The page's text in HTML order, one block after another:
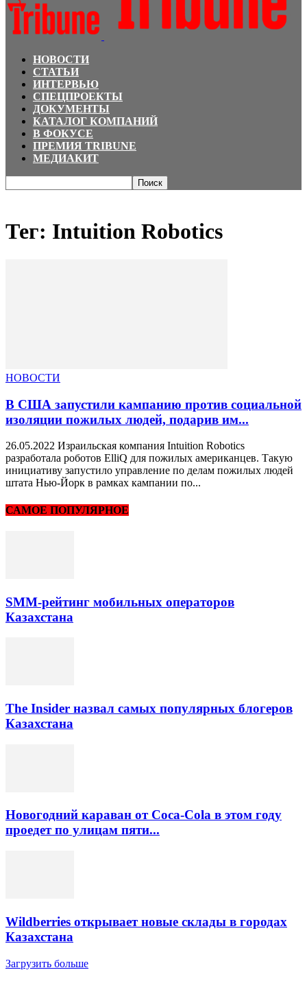
НОВОСТИ
СТАТЬИ
ИНТЕРВЬЮ
СПЕЦПРОЕКТЫ
ДОКУМЕНТЫ
КАТАЛОГ КОМПАНИЙ
В ФОКУСЕ
ПРЕМИЯ TRIBUNE
МЕДИАКИТ
Тег: Intuition Robotics
НОВОСТИ
В США запустили кампанию против социальной
изоляции пожилых людей, подарив им...
26.05.2022 Израильская компания Intuition Robotics
разработала роботов ElliQ для пожилых американцев. Такую
инициативу запустило управление по делам пожилых людей
штата Нью-Йорк в рамках кампании по...
САМОЕ ПОПУЛЯРНОЕ
SMM-рейтинг мобильных операторов
Казахстана
The Insider назвал самых популярных блогеров
Казахстана
Новогодний караван от Coca-Cola в этом году
проедет по улицам пяти...
Wildberries открывает новые склады в городах
Казахстана
Загрузить больше